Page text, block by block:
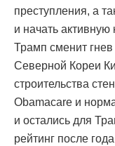
преступления, а
и начать
Трамп сменит гнев
Северной Кореи
строительства
Obamacare и
и остались для
рейтинг после